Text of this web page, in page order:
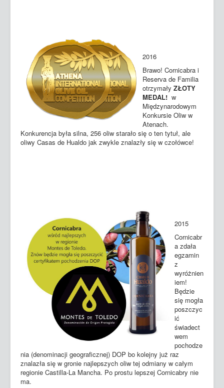
2016
Brawo! Cornicabra i
Reserva de Familia
otrzymały ZŁOTY
MEDAL! w
Międzynarodowym
Konkursie Oliw w
Atenach.
Konkurencja była silna, 256 oliw starało się o ten tytuł, ale
oliwy Casas de Hualdo jak zwykle znalazły się w czołówce!
2015
Cornicabr
a zdała
egzamin
z
wyróżnien
iem!
Będzie
się mogła
poszczyc
ić
świadect
wem
pochodze
nia (denominacji geograficznej) DOP bo kolejny już raz
znalazła się w gronie najlepszych oliw tej odmiany w całym
regionie Castilla-La Mancha. Po prostu lepszej Cornicabry nie
ma.